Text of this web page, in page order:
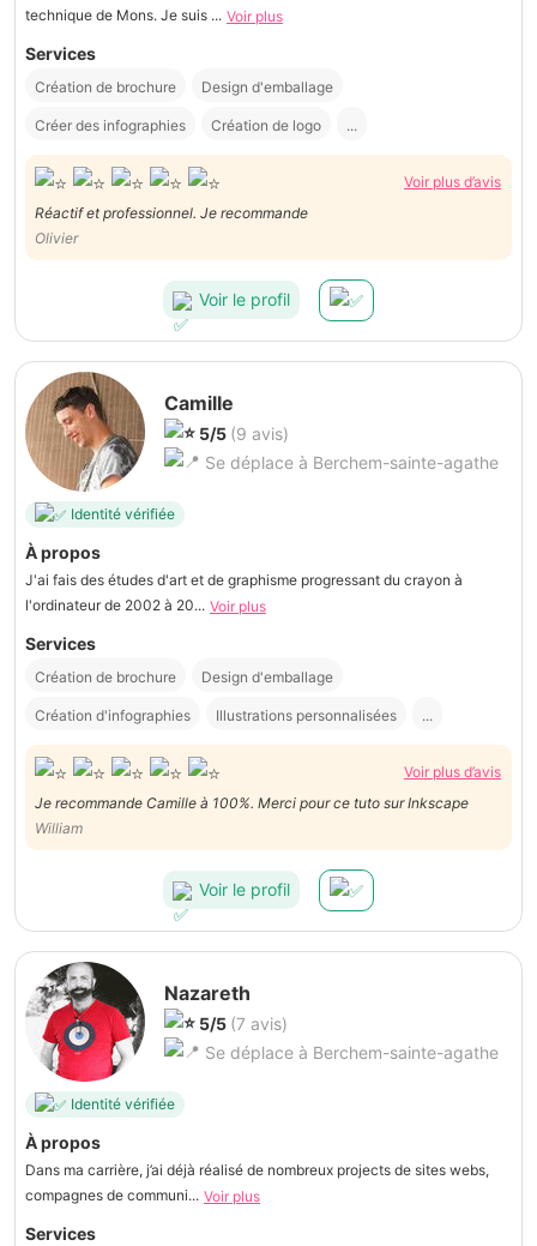
technique de Mons. Je suis ... Voir plus
Services
Création de brochure Design d'emballage
Créer des infographies Création de logo ...
Voir plus d’avis
Réactif et professionnel. Je recommande
Olivier
Voir le profil
Camille
5/5 (9 avis)
Se déplace à Berchem-sainte-agathe
Identité vérifiée
À propos
J'ai fais des études d'art et de graphisme progressant du crayon à
l'ordinateur de 2002 à 20... Voir plus
Services
Création de brochure Design d'emballage
Création d'infographies Illustrations personnalisées ...
Voir plus d’avis
Je recommande Camille à 100%. Merci pour ce tuto sur Inkscape
William
Voir le profil
Nazareth
5/5 (7 avis)
Se déplace à Berchem-sainte-agathe
Identité vérifiée
À propos
Dans ma carrière, j’ai déjà réalisé de nombreux projects de sites webs,
compagnes de communi... Voir plus
Services